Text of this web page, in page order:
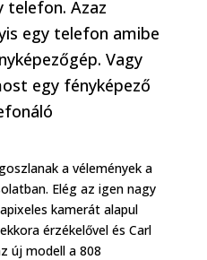
telefon. Azaz
egy telefon amibe
Vagy
egy fényképező
a vélemények a
Elég az igen nagy
kamerát alapul
érzékelővel és Carl
új modell a 808